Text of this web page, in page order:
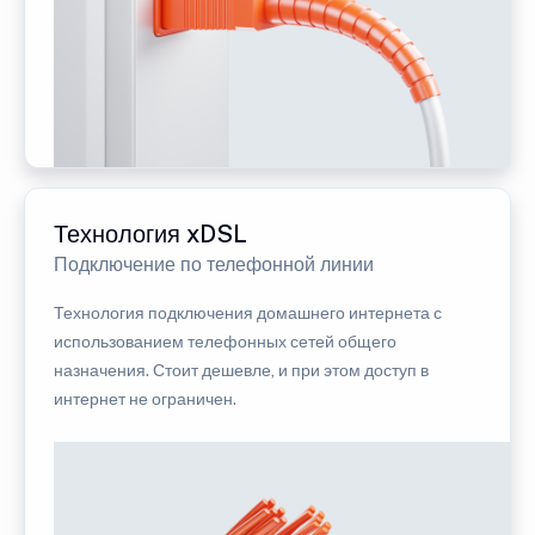
Технология xDSL
Подключение по телефонной линии
Технология подключения домашнего интернета с
использованием телефонных сетей общего
назначения. Стоит дешевле, и при этом доступ в
интернет не ограничен.